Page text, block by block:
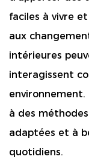
faciles à vivre
aux
intérieures
interagissent
à des
adaptées et à
quotidiens.